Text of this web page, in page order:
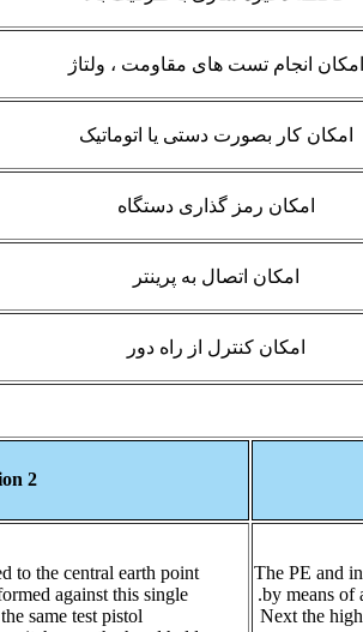
امکان انجام تست های مقاومت ، ولتاژ
امکان کار بصورت دستی یا اتوماتیک
امکان رمز گذاری دستگاه
امکان اتصال به پرینتر
امکان کنترل از راه دور
2
The PE and
by means of
Next the
to the central earth point.
against this single
same test pistol.